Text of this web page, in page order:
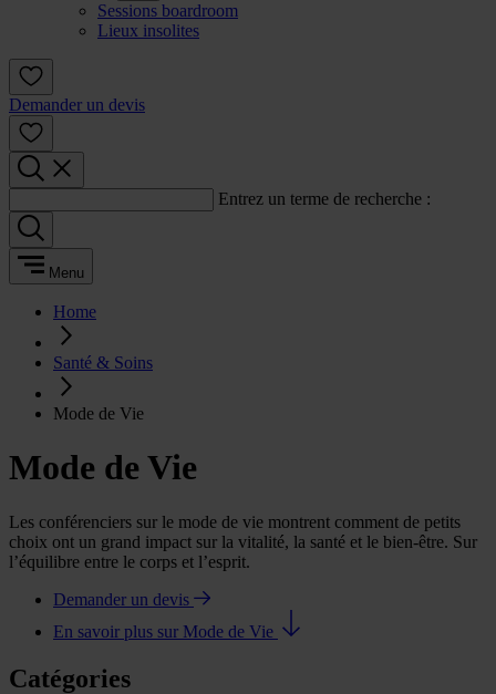
Sessions boardroom
Lieux insolites
Demander un devis
Entrez un terme de recherche :
Menu
Home
Santé & Soins
Mode de Vie
Mode de Vie
Les conférenciers sur le mode de vie montrent comment de petits
choix ont un grand impact sur la vitalité, la santé et le bien-être. Sur
l’équilibre entre le corps et l’esprit.
Demander un devis
En savoir plus sur Mode de Vie
Catégories